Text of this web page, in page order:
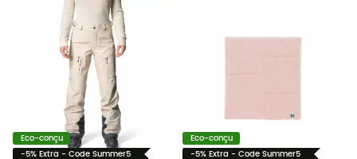
Eco-conçu
-5% Extra - Code Summer5
Eco-conçu
-5% Extra - Code Summer5